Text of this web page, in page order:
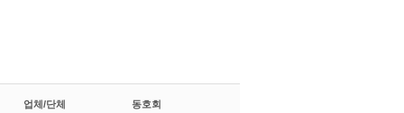
업체/단체 동호회